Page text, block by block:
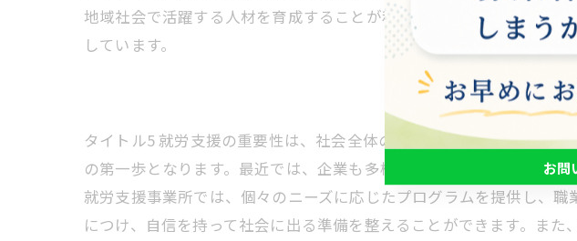
地域社会で活躍する人材を育成することが私たちの目指す姿です。
しています。
タイトル5 就労支援の重要性は、社会全体の発展に直結しています
の第一歩となります。最近では、企業も多様性を重視し、障害者雇
就労支援事業所では、個々のニーズに応じたプログラムを提供し、
につけ、自信を持って社会に出る準備を整えることができます。ま
お
お問